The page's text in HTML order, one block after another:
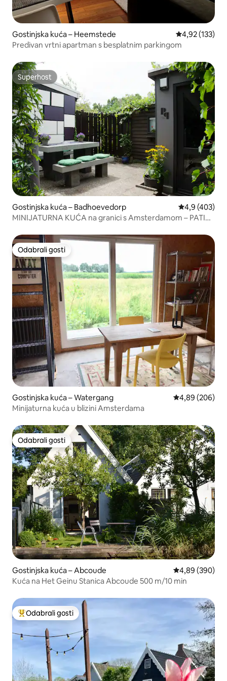
Gostinjska kuća – Heemstede Prosječna
4,92 (133)
Predivan vrtni apartman s besplatnim parkingom
Superhost
Superhost
Gostinjska kuća – Badhoevedorp Prosječna
4,9 (403)
MINIJATURNA KUĆA na granici s Amsterdamom – PATIO
Odabrali gosti
Odabrali gosti
Gostinjska kuća – Watergang Prosječna
4,89 (206)
Minijaturna kuća u blizini Amsterdama
Odabrali gosti
Odabrali gosti
Gostinjska kuća – Abcoude Prosječna
4,89 (390)
Kuća na Het Geinu Stanica Abcoude 500 m/10 min
Među najviše rangiranima s oznakom „Odabrali gosti”
Odabrali gosti